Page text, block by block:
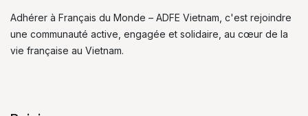
Adhérer à Français du Monde – ADFE Vietnam, c'est rejoindre
une communauté active, engagée et solidaire, au cœur de la
vie française au Vietnam.